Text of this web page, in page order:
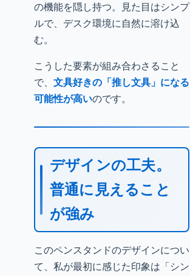
の機能を隠し持つ。見た目はシンプ
ルで、デスク環境に自然に溶け込
む。
こうした要素が組み合わさること
で、 文具好きの「推し文具」になる
可能性が高いのです。
デザインの工夫。
普通に見えること
が強み
このペンスタンドのデザインについ
て、私が最初に感じた印象は「シン